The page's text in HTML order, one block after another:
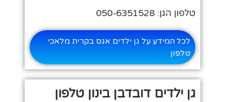
טלפון הגן: 050-6351528
לכל המידע על גן ילדים אגס בקרית מלאכי
טלפון
גן ילדים דובדבן בינון טלפון